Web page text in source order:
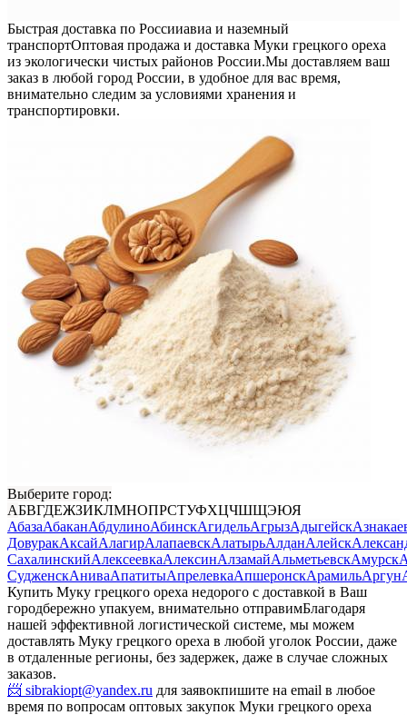
Быстрая доставка по Россииавиа и наземный
транспортОптовая продажа и доставка Муки грецкого ореха
из экологически чистых районов России.Мы доставляем ваш
заказ в любой город России, в удобное для вас время,
внимательно следим за условиями хранения и
транспортировки.
Выберите город:
АБВГДЕЖЗИКЛМНОПРСТУФХЦЧШЩЭЮЯ
АбазаАбаканАбдулиноАбинскАгидельАгрызАдыгейск
ДовуракАксайАлагирАлапаевскАлатырьАлданАлейск
СахалинскийАлексеевкаАлексинАлзамайАльметьевскАмурск
СудженскАниваАпатитыАпрелевкаАпшеронскАрамильАргун
Купить Муку грецкого ореха недорого с доставкой в Ваш
городбережно упакуем, внимательно отправимБлагодаря
нашей эффективной логистической системе, мы можем
доставлять Муку грецкого ореха в любой уголок России, даже
в отдаленные регионы, без задержек, даже в случае сложных
заказов.
📨 sibrakiopt@yandex.ru для заявокпишите на email в любое
время по вопросам оптовых закупок Муки грецкого ореха